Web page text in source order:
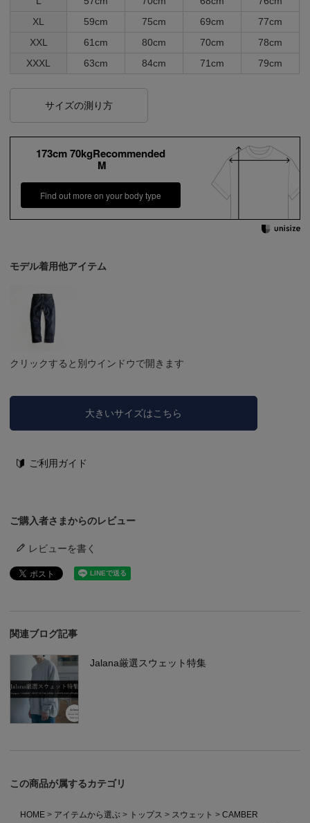
XL
59cm 75cm 69cm
77cm
XXL
61cm 80cm 70cm
78cm
XXXL
63cm 84cm 71cm 79cm
サイズの測り方
173cm 70kgRecommended
M
Find out more on your body type
モデル着用他アイテム
クリックすると別ウインドウで開きます
大きいサイズはこちら
ご利用ガイド
ご購入者さまからのレビュー
レビューを書く
関連ブログ記事
Jalana厳選スウェット特集
この商品が属するカテゴリ
HOME アイテムから選ぶ トップス スウェット
CAMBER